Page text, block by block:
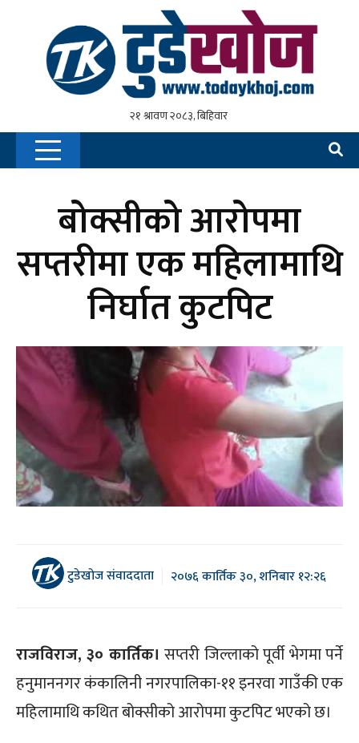
बोक्सीको आरोपमा
सप्तरीमा एक महिलामाथि
निर्घात कुटपिट
टुडेखोज संवाददाता २०७६ कार्तिक ३०, शनिबार १२:२६
राजविराज, ३० कार्तिक। सप्तरी जिल्लाको पूर्वी भेगमा पर्ने
हनुमाननगर कंकालिनी नगरपालिका-११ इनरवा गाउँकी एक
महिलामाथि कथित बोक्सीको आरोपमा कुटपिट भएको छ।